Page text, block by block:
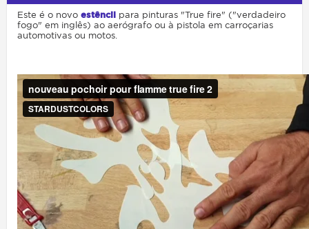
Este é o novo estêncil para pinturas "True fire" ("verdadeiro
fogo" em inglês) ao aerógrafo ou à pistola em carroçarias
automotivas ou motos.